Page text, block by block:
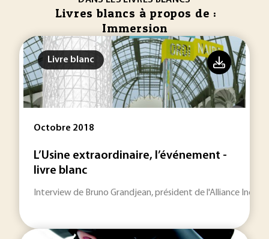
Livres blancs à propos de :
Immersion
Livre blanc
Octobre 2018
L’Usine extraordinaire, l’événement -
livre blanc
Interview de Bruno Grandjean, président de l'Alliance